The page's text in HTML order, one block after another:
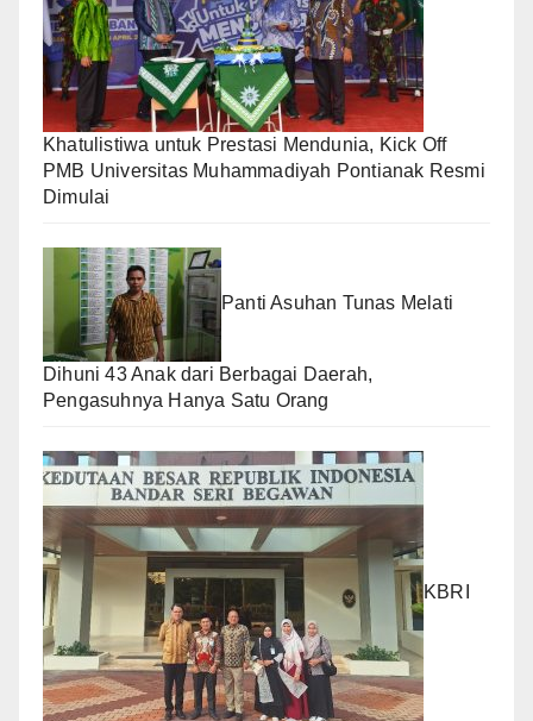
Khatulistiwa untuk Prestasi Mendunia, Kick Off
PMB Universitas Muhammadiyah Pontianak Resmi
Dimulai
Panti Asuhan Tunas Melati
Dihuni 43 Anak dari Berbagai Daerah,
Pengasuhnya Hanya Satu Orang
KBRI